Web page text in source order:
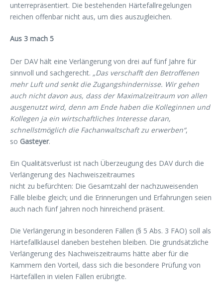
unterrepräsentiert. Die bestehenden Härtefallregelungen
reichen offenbar nicht aus, um dies auszugleichen.
Aus 3 mach 5
Der DAV hält eine Verlängerung von drei auf fünf Jahre für
sinnvoll und sachgerecht. „Das verschafft den Betroffenen
mehr Luft und senkt die Zugangshindernisse. Wir gehen
auch nicht davon aus, dass der Maximalzeitraum von allen
ausgenutzt wird, denn am Ende haben die Kolleginnen und
Kollegen ja ein wirtschaftliches Interesse daran,
schnellstmöglich die Fachanwaltschaft zu erwerben“,
so Gasteyer.
Ein Qualitätsverlust ist nach Überzeugung des DAV durch die
Verlängerung des Nachweiszeitraumes
nicht zu befürchten: Die Gesamtzahl der nachzuweisenden
Fälle bleibe gleich; und die Erinnerungen und Erfahrungen seien
auch nach fünf Jahren noch hinreichend präsent.
Die Verlängerung in besonderen Fällen (§ 5 Abs. 3 FAO) soll als
Härtefallklausel daneben bestehen bleiben. Die grundsätzliche
Verlängerung des Nachweiszeitraums hätte aber für die
Kammern den Vorteil, dass sich die besondere Prüfung von
Härtefällen in vielen Fällen erübrigte.